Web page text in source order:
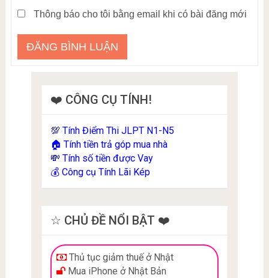
Thông báo cho tôi bằng email khi có bài đăng mới
❤️ CÔNG CỤ TÍNH!
💯 Tính Điểm Thi JLPT N1-N5
🏠 Tính tiền trả góp mua nhà
💸 Tính số tiền được Vay
💰 Công cụ Tính Lãi Kép
☆ CHỦ ĐỀ NỔI BẬT ❤️
Thủ tục giảm thuế ở Nhật
Mua iPhone ở Nhật Bản